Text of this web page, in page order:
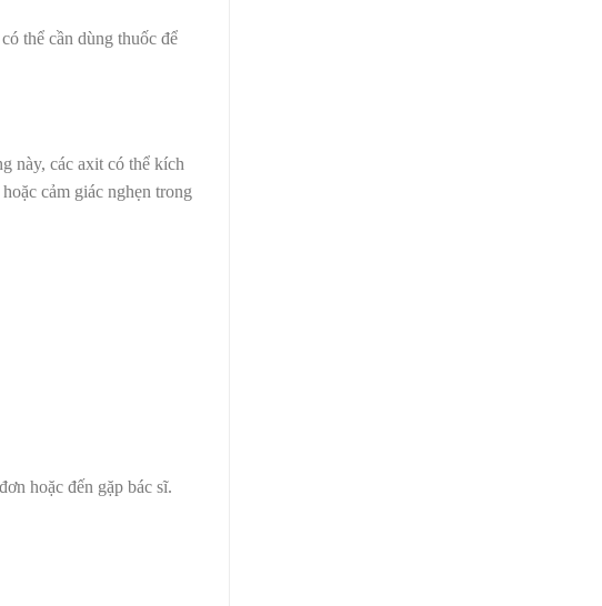
thể cần dùng thuốc để
này, các axit có thể kích
cảm giác nghẹn trong
hoặc đến gặp bác sĩ.